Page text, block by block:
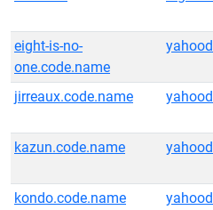
eight-is-no-
one.code.name
jirreaux.code.name
kazun.code.name
kondo.code.name